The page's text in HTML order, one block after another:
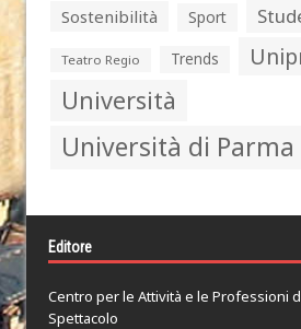
Sostenibilità Sport
Teatro Regio Trends
Università
Università di Parma
Editore
Centro per le Attività e le Professioni
Spettacolo